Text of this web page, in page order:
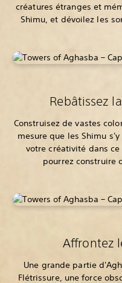
créatures étranges et
Shimu, et dévoilez les
Rebâtissez
Construisez de vastes
mesure que les Shimu
votre créativité dans
pourrez construire
Affrontez
Une grande partie
Flétrissure, une force